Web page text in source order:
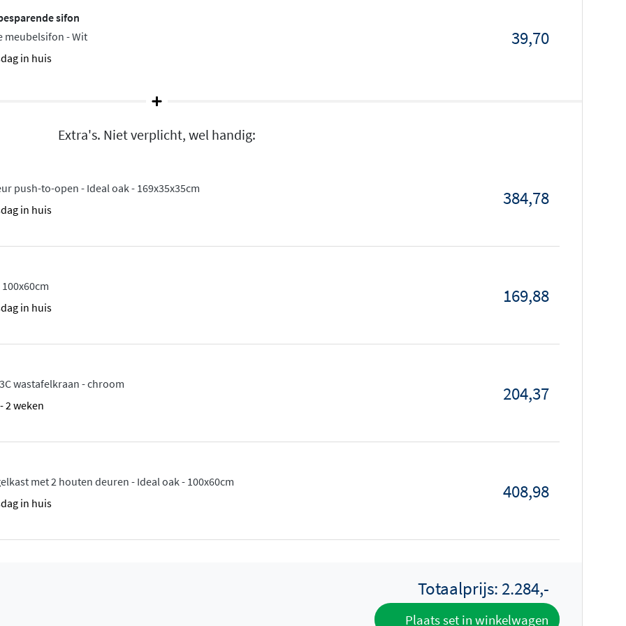
of beschadigt. De gladde
dagelijks gebruik.
uit de Proline
onderkast-configuraties
wastafel, alles is
sifon
meubelsifon - Wit
in huis
39,70
Extra's. Niet verplicht, wel handig:
push-to-open - Ideal oak - 169x35x35cm
in huis
384,78
in huis
169,88
wastafelkraan - chroom
2 weken
204,37
met 2 houten deuren - Ideal oak - 100x60cm
in huis
408,98
Totaalprijs: 2.284,-
Plaats set in winkelwagen